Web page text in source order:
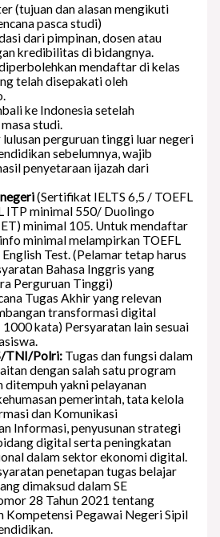
(tujuan dan alasan mengikuti
pasca studi)
dari pimpinan, dosen atau
kredibilitas di bidangnya.
mendaftar di kelas
telah disepakati oleh
ke Indonesia setelah
studi.
perguruan tinggi luar negeri
sebelumnya, wajib
penyetaraan ijazah dari
(Sertifikat IELTS 6,5 / TOEFL
ITP minimal 550/ Duolingo
minimal 105. Untuk mendaftar
minimal melampirkan TOEFL
Test. (Pelamar tetap harus
Bahasa Inggris yang
Perguruan Tinggi)
Tugas Akhir yang relevan
transformasi digital
1000 kata) Persyaratan lain sesuai
TNI/Polri:Tugas dan fungsi dalam
dengan salah satu program
ditempuh yakni pelayanan
pemerintah, tata kelola
dan Komunikasi
Informasi, penyusunan strategi
digital serta peningkatan
dalam sektor ekonomi digital.
penetapan tugas belajar
dimaksud dalam SE
28 Tahun 2021 tentang
Kompetensi Pegawai Negeri Sipil